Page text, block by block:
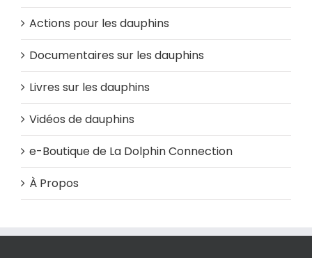
Actions pour les dauphins
Documentaires sur les dauphins
Livres sur les dauphins
Vidéos de dauphins
e-Boutique de La Dolphin Connection
À Propos